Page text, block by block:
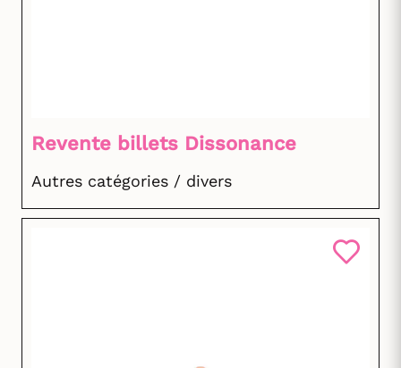
Revente billets Dissonance
Autres catégories / divers